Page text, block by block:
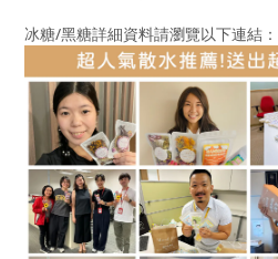
冰糖/黑糖詳細資料請瀏覽以下連結：